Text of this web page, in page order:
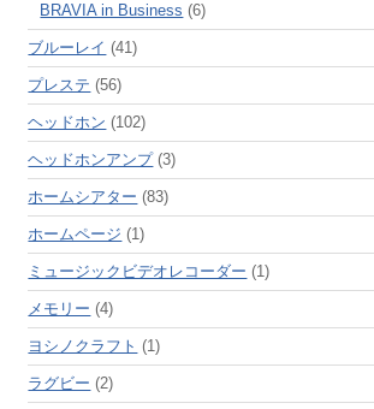
BRAVIA in Business (6)
ブルーレイ (41)
プレステ (56)
ヘッドホン (102)
ヘッドホンアンプ(3)
ホームシアター (83)
ホームページ (1)
ミュージックビデオレコーダー (1)
メモリー (4)
ヨシノクラフト (1)
ラグビー (2)